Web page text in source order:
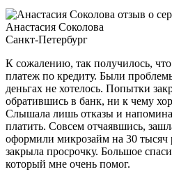
Анастасия Соколова
Санкт-Петербург
К сожалению, так получилось,
платеж по кредиту. Были
деньгах не хотелось. Попытки
обратившись в банк, ни к чему
Слышала лишь отказы и
платить. Совсем отчаявшись,
оформили микрозайм на 30 тысяч
закрыла просрочку. Большое
который мне очень помог.